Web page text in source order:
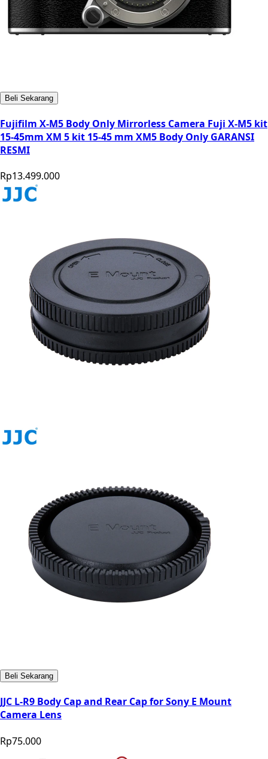
Beli Sekarang
Fujifilm X-M5 Body Only Mirrorless Camera Fuji X-M5 kit
15-45mm XM 5 kit 15-45 mm XM5 Body Only GARANSI
RESMI
Rp13.499.000
Beli Sekarang
JJC L-R9 Body Cap and Rear Cap for Sony E Mount
Camera Lens
Rp75.000